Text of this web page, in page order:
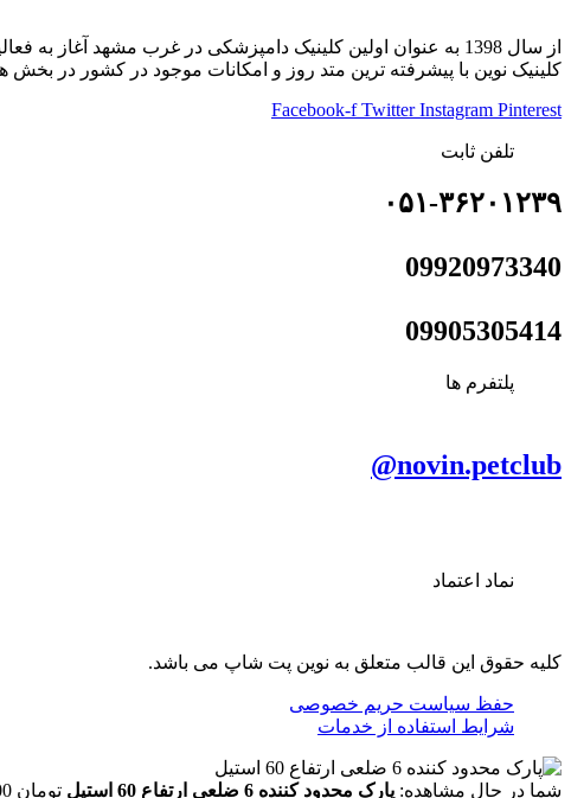
از سال 1398 به عنوان اولین کلینیک دامپزشکی در غرب مشهد آغاز به فعالیت کرده ایم و همه روزه حتی روزهای تعطیل از ساعت ۹:۳۰ صبح تا ۱:۰۰ بامداد آماده خدمت رسانی به پت های دلبندتان می باشیم.
کلینیک نوین با پیشرفته ترین متد روز و امکانات موجود در کشور در
Facebook-f Twitter Instagram Pinterest
تلفن ثابت
۰۵۱-۳۶۲۰۱۲۳۹
09920973340
09905305414
پلتفرم ها
novin.petclub@
نماد اعتماد
کلیه حقوق این قالب متعلق به نوین پت شاپ می باشد.
حفظ سیاست حریم خصوصی
شرایط استفاده از خدمات
شما در حال مشاهده: پارک محدود کننده 6 ضلعی ارتفاع 60 استیل تومان